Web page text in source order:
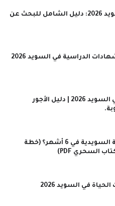
السكن في السويد 2026: دليل الشامل للبحث عن
دليل تعديل الشهادات الدراسية في السويد 2026
سلم الرواتب في السويد 2026 | دليل الأجور
كيف تتقن اللغة السويدية في 6 أشهر؟ (خطة
في السويد 2026